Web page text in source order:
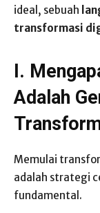
ideal, sebuah
transformasi
I.
Adalah
Memulai
adalah strategi
fundamental.